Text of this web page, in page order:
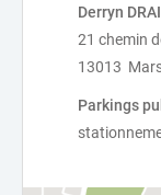
Derryn
21 chemin
13013
Parkings